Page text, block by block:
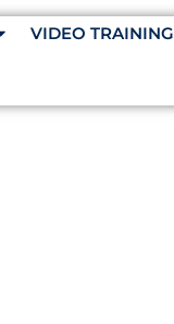
VIDEO TRAINING